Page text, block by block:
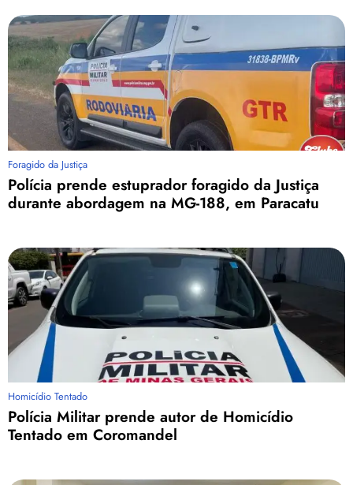
Foragido da Justiça
Polícia prende estuprador foragido da Justiça
durante abordagem na MG-188, em Paracatu
Homicídio Tentado
Polícia Militar prende autor de Homicídio
Tentado em Coromandel